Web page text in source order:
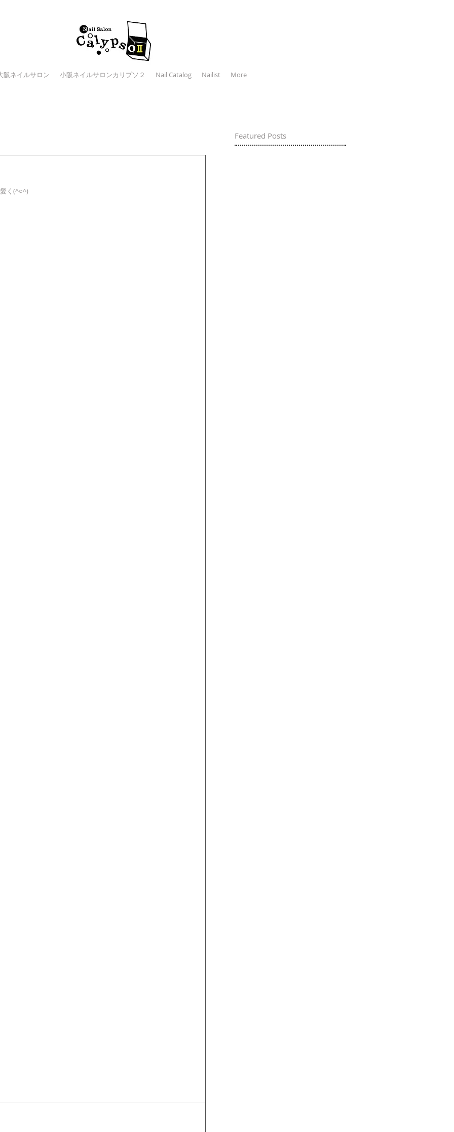
阪ネイルサロン 小阪ネイルサロンカリプソ２ Nail Catalog Nailist More
Featured Posts
く(^○^)